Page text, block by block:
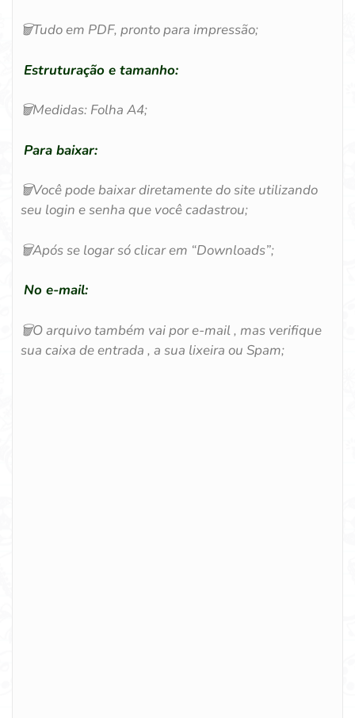
🗑️Tudo em PDF, pronto para impressão;
Estruturação e tamanho:
🗑️Medidas: Folha A4;
Para baixar:
🗑️Você pode baixar diretamente do site utilizando
seu login e senha que você cadastrou;
🗑️Após se logar só clicar em “Downloads”;
No e-mail:
🗑️O arquivo também vai por e-mail , mas verifique
sua caixa de entrada , a sua lixeira ou Spam;